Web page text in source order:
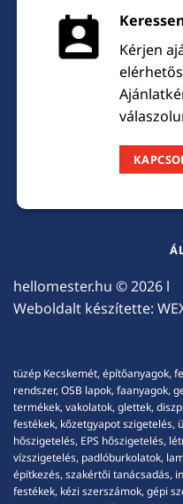
Kérjen
hellomester.hu © 2026 l
Weboldalt készítette:
tüzép Kecskemét, építőanyagok,
rendszer, OSB lapok, faanyagok,
termékek, vakolatok, glettek,
festékek, kőzetgyapot szigetelés,
hőszigetelés, EPS hőszigetelés,
vízszigetelés, padlóburkolatok,
építkezés, szakértői tanácsadás,
festékek, kézi szerszámok, gépi